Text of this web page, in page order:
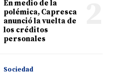
En medio de la
polémica, Capresca
anunció la vuelta de
los créditos
personales
Sociedad